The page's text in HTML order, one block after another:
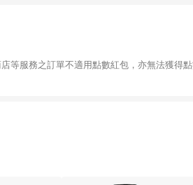
等服務之訂單不適用點數紅包，亦無法獲得